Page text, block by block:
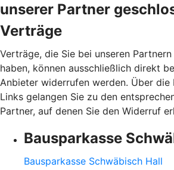
unserer Partner
Verträge
Verträge, die Sie bei unseren
haben, können ausschließlich direkt
Anbieter widerrufen werden. Über
Links gelangen Sie zu den
Partner, auf denen Sie den Widerruf
Bausparkasse
Bausparkasse Schwäbisch Hall